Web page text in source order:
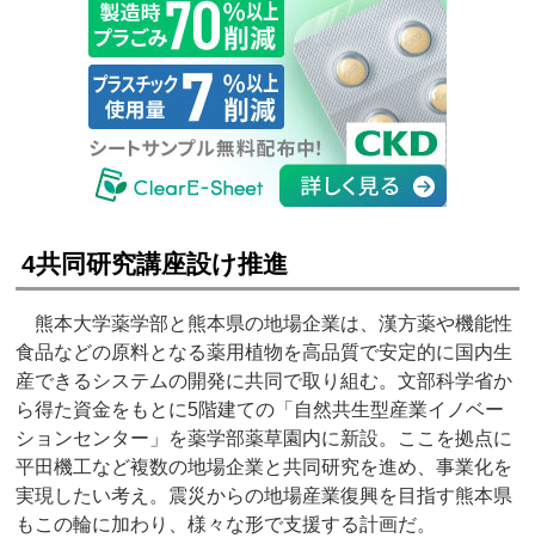
4共同研究講座設け推進
熊本大学薬学部と熊本県の地場企業は、漢方薬や機能性
食品などの原料となる薬用植物を高品質で安定的に国内生
産できるシステムの開発に共同で取り組む。文部科学省か
ら得た資金をもとに5階建ての「自然共生型産業イノベー
ションセンター」を薬学部薬草園内に新設。ここを拠点に
平田機工など複数の地場企業と共同研究を進め、事業化を
実現したい考え。震災からの地場産業復興を目指す熊本県
もこの輪に加わり、様々な形で支援する計画だ。